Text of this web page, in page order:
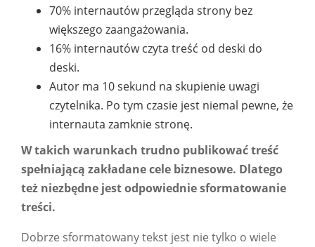
70% internautów przegląda strony bez
większego zaangażowania.
16% internautów czyta treść od deski do
deski.
Autor ma 10 sekund na skupienie uwagi
czytelnika. Po tym czasie jest niemal pewne, że
internauta zamknie stronę.
W takich warunkach trudno publikować treść
spełniającą zakładane cele biznesowe. Dlatego
też niezbędne jest odpowiednie sformatowanie
treści.
Dobrze sformatowany tekst jest nie tylko o wiele